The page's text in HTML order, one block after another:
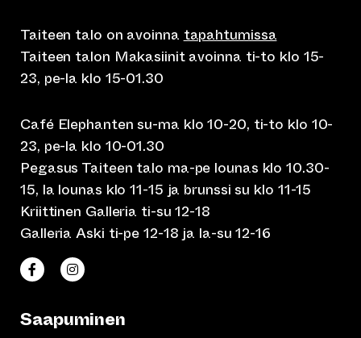
Taiteen talo on avoinna tapahtumissa
Taiteen talon Makasiinit avoinna ti-to klo 15-
23, pe-la klo 15-01.30
Café Elephanten su-ma klo 10-20, ti-to klo 10-
23, pe-la klo 10-01.30
Pegasus Taiteen talo ma-pe lounas klo 10.30-
15, la lounas klo 11-15 ja brunssi su klo 11-15
Kriittinen Galleria ti-su 12-18
Galleria Aski ti-pe 12-18 ja la-su 12-16
Taiteen talo Facebookissa
(siirtyy toiseen verkkopalveluun)
Taiteen talo Instagramissa
(siirtyy toiseen verkkopalveluun)
Saapuminen